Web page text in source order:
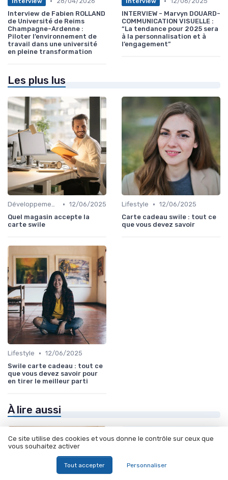
Interview de Fabien ROLLAND
de Université de Reims
Champagne-Ardenne :
Piloter l’environnement de
travail dans une université
en pleine transformation
INTERVIEW - Marvyn DOUARD-
COMMUNICATION VISUELLE :
“La tendance pour 2025 sera
à la personnalisation et à
l’engagement”
Les plus lus
Développement personnel • 12/06/2025
Quel magasin accepte la
carte swile
Lifestyle • 12/06/2025
Carte cadeau swile : tout ce
que vous devez savoir
Lifestyle • 12/06/2025
Swile carte cadeau : tout ce
que vous devez savoir pour
en tirer le meilleur parti
À lire aussi
Ce site utilise des cookies et vous donne le contrôle sur ceux que
vous souhaitez activer
Tout accepter Personnaliser